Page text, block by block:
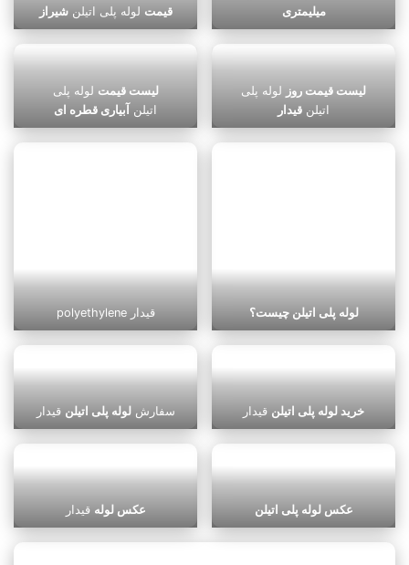
قیمت لوله پلی اتیلنشیراز
میلیمتری
لیست قیمت لوله پلی
اتیلن
آبیاری قطره ای
لیست قیمت روز
لوله پلی
اتیلن قیدار
polyethylene قیدار لوله پلی اتیلن چیست؟
سفارشلوله پلی اتیلن قیدار خرید لوله پلی اتیلن قیدار
عکس لوله قیدار عکس لوله پلی اتیلن